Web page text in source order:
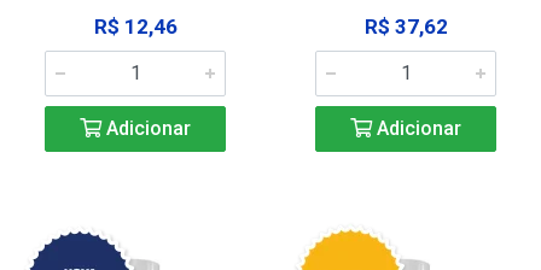
R$ 12,46
Adicionar
R$ 37,62
Adicionar